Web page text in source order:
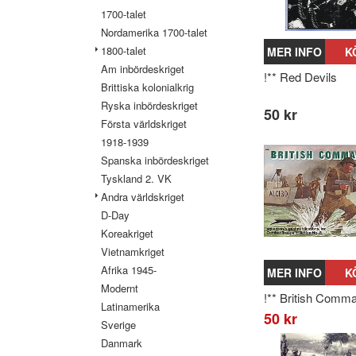
1700-talet
Nordamerika 1700-talet
1800-talet
Am inbördeskriget
Brittiska kolonialkrig
Ryska inbördeskriget
Första världskriget
1918-1939
Spanska inbördeskriget
Tyskland 2. VK
Andra världskriget
D-Day
Koreakriget
Vietnamkriget
Afrika 1945-
Modernt
Latinamerika
Sverige
Danmark
MER INFO
!** Red Devils
50 kr
MER INFO
!** British
50 kr